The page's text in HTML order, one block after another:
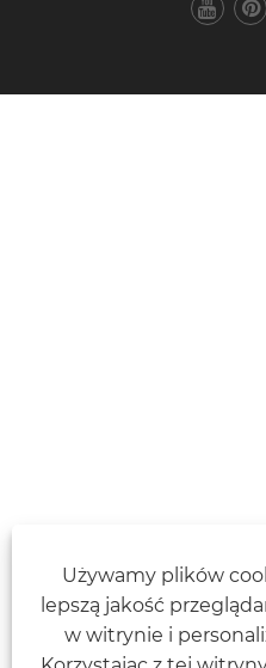
Używamy plików
lepszą jakość
w witrynie i